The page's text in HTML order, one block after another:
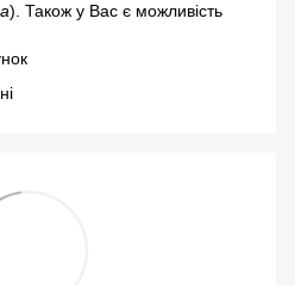
). Також у Вас є можливість